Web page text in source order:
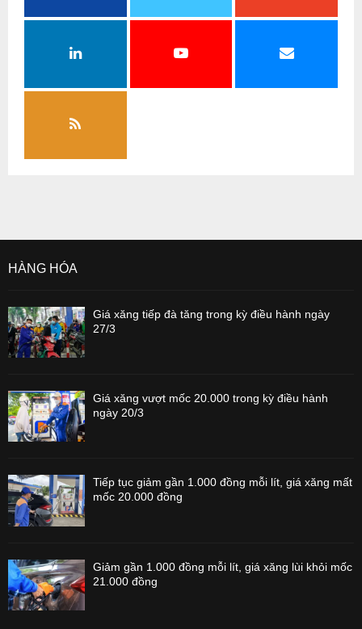
HÀNG HÓA
Giá xăng tiếp đà tăng trong kỳ điều hành ngày
27/3
Giá xăng vượt mốc 20.000 trong kỳ điều hành
ngày 20/3
Tiếp tục giảm gần 1.000 đồng mỗi lít, giá xăng mất
mốc 20.000 đồng
Giảm gần 1.000 đồng mỗi lít, giá xăng lùi khỏi mốc
21.000 đồng